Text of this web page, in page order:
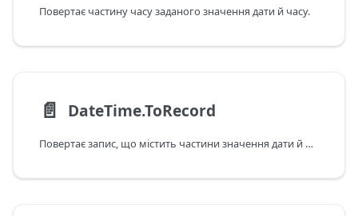
Повертає частину часу заданого значення дати й часу.
📄️ DateTime.ToRecord
Повертає запис, що містить частини значення дати й часу.